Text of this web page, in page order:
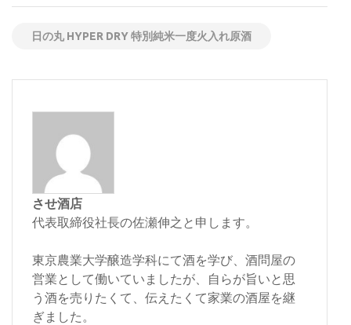
日の丸 HYPER DRY 特別純米一度火入れ原酒
させ酒店
代表取締役社長の佐瀬伸之と申します。
東京農業大学醸造学科にて酒を学び、酒問屋の
営業として働いていましたが、自らが旨いと思
う酒を売りたくて、伝えたくて家業の酒屋を継
ぎました。